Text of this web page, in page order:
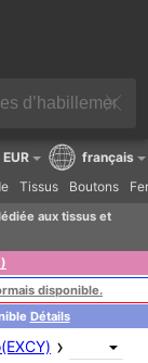
Tissus Boutons
EUR français
aux tissus et
disponible.
Détails
›